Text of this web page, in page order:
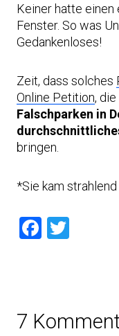
Keiner hatte
Fenster. So was
Gedankenloses!
Zeit, dass solches
Online Petition,
Falschparken in
bringen.
*Sie kam
7